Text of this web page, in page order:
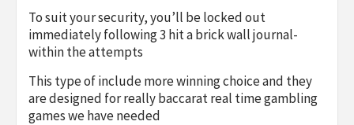
To suit your security, you’ll be locked out
immediately following 3 hit a brick wall journal-
within the attempts
This type of include more winning choice and they
are designed for really baccarat real time gambling
games we have needed